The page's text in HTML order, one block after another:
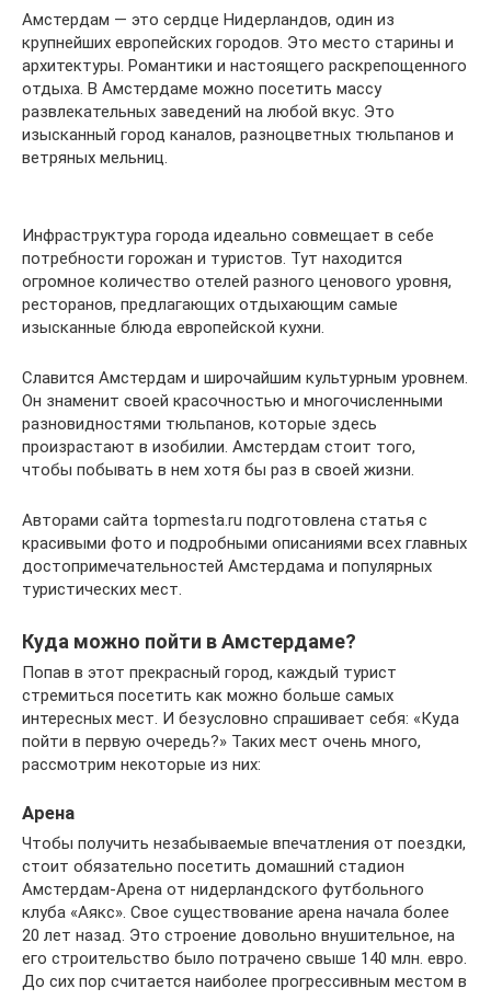
Амстердам — это сердце Нидерландов, один из
крупнейших европейских городов. Это место старины и
архитектуры. Романтики и настоящего раскрепощенного
отдыха. В Амстердаме можно посетить массу
развлекательных заведений на любой вкус. Это
изысканный город каналов, разноцветных тюльпанов и
ветряных мельниц.
Инфраструктура города идеально совмещает в себе
потребности горожан и туристов. Тут находится
огромное количество отелей разного ценового уровня,
ресторанов, предлагающих отдыхающим самые
изысканные блюда европейской кухни.
Славится Амстердам и широчайшим культурным уровнем.
Он знаменит своей красочностью и многочисленными
разновидностями тюльпанов, которые здесь
произрастают в изобилии. Амстердам стоит того,
чтобы побывать в нем хотя бы раз в своей жизни.
Авторами сайта topmesta.ru подготовлена статья с
красивыми фото и подробными описаниями всех главных
достопримечательностей Амстердама и популярных
туристических мест.
Куда можно пойти в Амстердаме?
Попав в этот прекрасный город, каждый турист
стремиться посетить как можно больше самых
интересных мест. И безусловно спрашивает себя: «Куда
пойти в первую очередь?» Таких мест очень много,
рассмотрим некоторые из них:
Арена
Чтобы получить незабываемые впечатления от поездки,
стоит обязательно посетить домашний стадион
Амстердам-Арена от нидерландского футбольного
клуба «Аякс». Свое существование арена начала более
20 лет назад. Это строение довольно внушительное, на
его строительство было потрачено свыше 140 млн. евро.
До сих пор считается наиболее прогрессивным местом в